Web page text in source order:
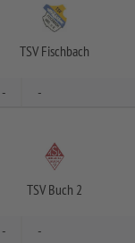
TSV Fischbach
- -
TSV Buch 2
- -